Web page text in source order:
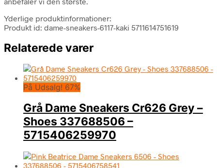
Yderlige produktinformationer:
Produkt id: dame-sneakers-6117-kaki 5711614751619
Relaterede varer
På Udsalg! 67%
Grå Dame Sneakers Cr626 Grey –
Shoes 337688506 –
5715406259970